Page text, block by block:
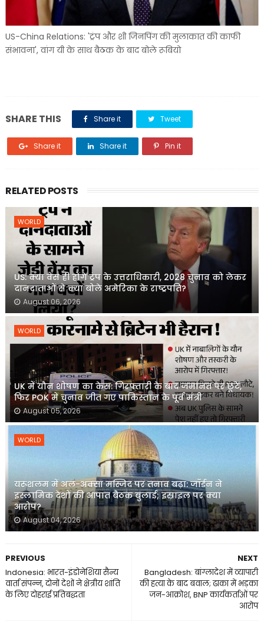
US-China Relations: 'ट्रंप और शी जिनपिंग की मुलाकात की काफी
संभावना', वांग यी के साथ बैठक के बाद बोले रूबियो
SHARE THIS Share it Tweet
Share it Share it Pin it
RELATED POSTS
WORLD
US: क्या वेंस ही होंगे ट्रंप के उत्तराधिकारी, 2028 चुनाव को लेकर
दानदाताओं से क्या बोले अमेरिका के राष्ट्रपति?
August 06, 2026
WORLD
UK में यौन शोषण का केस: गिरफ्तारी के बाद जमानत पर छूटे,
फिर POK में चुनाव जीत गए पाकिस्तान के पूर्व मंत्री
August 05, 2026
WORLD
यरूशलम में अल-अक्सा मस्जिद पर तनाव बढ़ा: जॉर्डन ने
इस्लामिक देशों की आपात बैठक बुलाई; इस्राइल पर क्या
आरोप?
August 04, 2026
NEXT
Bangladesh: बांग्लादेश में व्यापारी
की हत्या के बाद बवाल; ढाका में भड़का
जन-आक्रोश, BNP कार्यकर्ताओं पर
आरोप
PREVIOUS
Indonesia: भारत-इंडोनेशिया सैन्य
वार्ता संपन्न, दोनों देशों ने क्षेत्रीय शांति
के लिए दोहराई प्रतिबद्धता